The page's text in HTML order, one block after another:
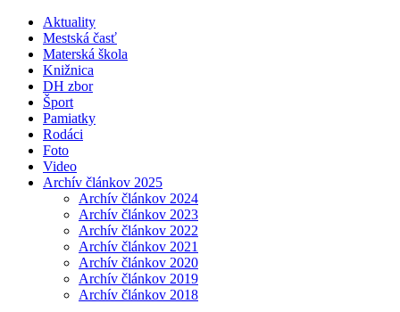
Aktuality
Mestská časť
Materská škola
Knižnica
DH zbor
Šport
Pamiatky
Rodáci
Foto
Video
Archív článkov 2025
Archív článkov 2024
Archív článkov 2023
Archív článkov 2022
Archív článkov 2021
Archív článkov 2020
Archív článkov 2019
Archív článkov 2018